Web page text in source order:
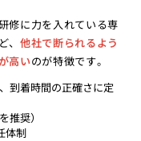
修に力を入れている専
、他社で断られるよう
高いのが特徴です。
到着時間の正確さに定
推奨）
体制